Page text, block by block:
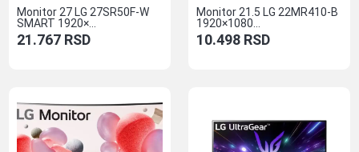
Monitor 27 LG 27SR50F-W
SMART 1920×...
21.767 RSD
Monitor 21.5 LG 22MR410-B
1920×1080...
10.498 RSD